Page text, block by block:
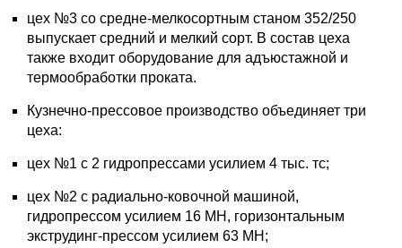
цех №3 со средне-мелкосортным станом 352/250
выпускает средний и мелкий сорт. В состав цеха
также входит оборудование для адъюстажной и
термообработки проката.
Кузнечно-прессовое производство объединяет три
цеха:
цех №1 с 2 гидропрессами усилием 4 тыс. тс;
цех №2 с радиально-ковочной машиной,
гидропрессом усилием 16 МН, горизонтальным
экструдинг-прессом усилием 63 МН;